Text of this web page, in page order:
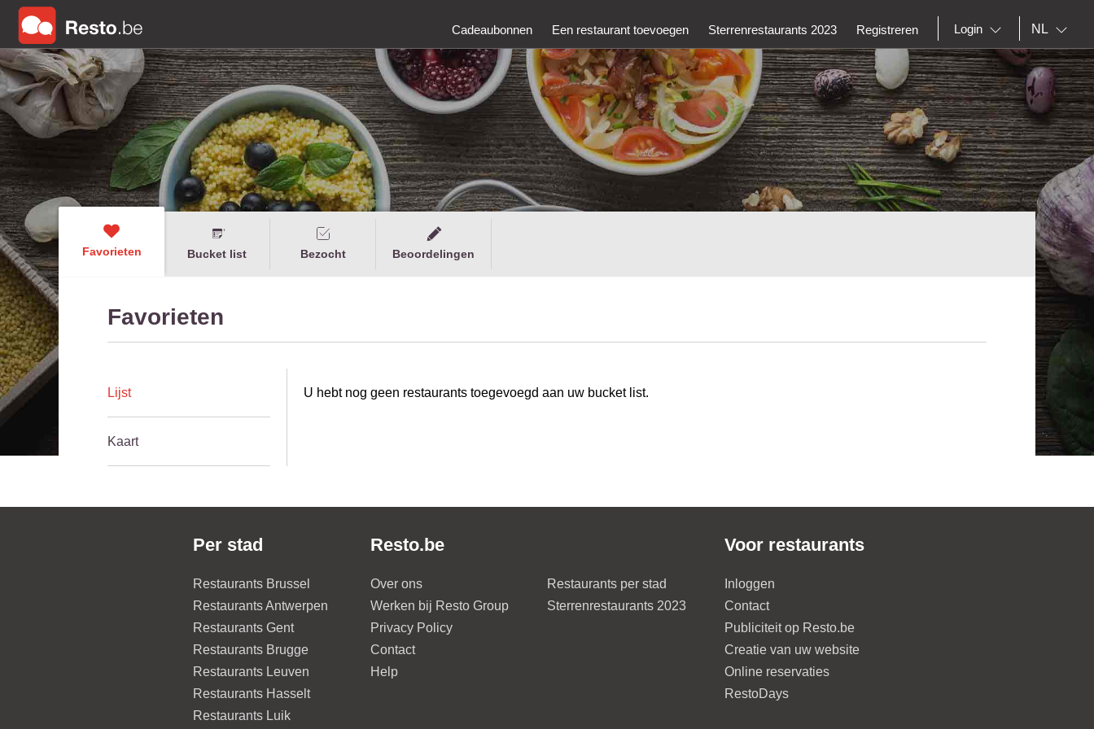
Cadeaubonnen Een restaurant toevoegen Sterrenrestaurants 2023 Registreren Login NL
Favorieten Bucket list Bezocht Beoordelingen
Favorieten
Lijst
Kaart
U hebt nog geen restaurants toegevoegd aan uw bucket list.
Per stad
Restaurants Brussel
Restaurants Antwerpen
Restaurants Gent
Restaurants Brugge
Restaurants Leuven
Restaurants Hasselt
Restaurants Luik
Resto.be
Over ons
Werken bij Resto Group
Privacy Policy
Contact
Help
Restaurants per stad
Sterrenrestaurants 2023
Voor restaurants
Inloggen
Contact
Publiciteit op Resto.be
Creatie van uw website
Online reservaties
RestoDays